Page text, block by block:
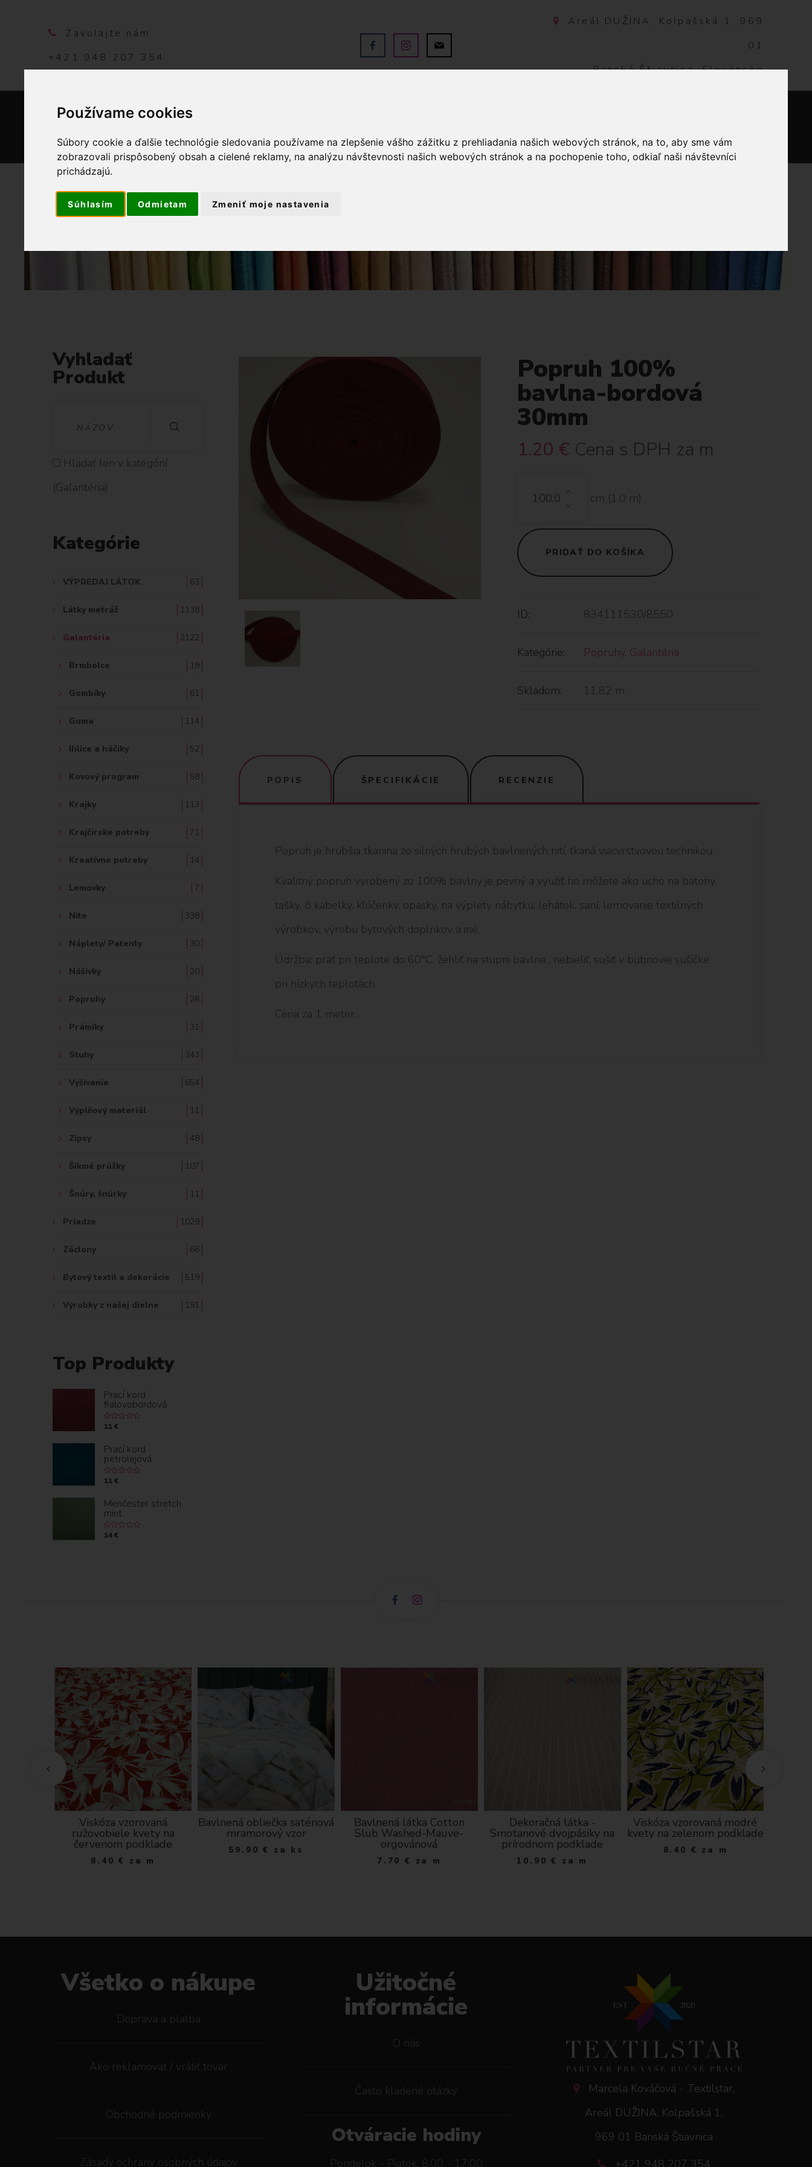
Používame cookies
Súbory cookie a ďalšie technológie sledovania používame na zlepšenie vášho zážitku z prehliadania našich webových stránok, na to, aby sme vám
zobrazovali prispôsobený obsah a cielené reklamy, na analýzu návštevnosti našich webových stránok a na pochopenie toho, odkiaľ naši návštevníci
prichádzajú.
Súhlasím Odmietam Zmeniť moje nastavenia
Zavolajte nám
+421 948 207 354
Areál DUŽINA, Kolpašská 1, 969
01
Banská Štiavnica, Slovensko
Popruh 100%
bavlna-bordová
30mm
1.20 € Cena s DPH za m
cm (1.0 m)
PRIDAŤ DO KOŠÍKA
ID: 834111530/8550
Kategórie: Popruhy, Galantéria
Skladom: 11.82 m
POPIS ŠPECIFIKÁCIE RECENZIE
Popruh je hrubšia tkanina zo silných hrubých bavlnených nití, tkaná viacvrstvovou technikou.
Kvalitný popruh vyrobený zo 100% bavlny je pevný a využiť ho môžete ako ucho na batohy,
tašky, či kabelky, kľúčenky, opasky, na výplety nábytku, lehátok, saní, lemovanie textilných
výrobkov, výrobu bytových doplnkov a iné.
Údržba: prať pri teplote do 60°C, žehliť na stupni bavlna , nebieliť, sušiť v bubnovej sušičke
pri nízkych teplotách.
Cena za 1 meter.
Vyhladať
Produkt
H
L
D
Ť
:
Hladať len v kategórií
(Galantéria)
Kategórie
VÝPREDAJ LÁTOK 63
Látky metráž 1138
Galantéria 2122
Brmbolce 19
Gombíky 61
Guma 114
Ihlice a háčiky 52
Kovový program 58
Krajky 113
Krajčírske potreby 71
Kreatívne potreby 14
Lemovky 7
Nite 338
Náplety/ Patenty 30
Nášivky 20
Popruhy 26
Prámiky 31
Stuhy 343
Vyšívanie 654
Výplňový materiál 11
Zipsy 48
Šikmé prúžky 107
Šnúry, šnúrky 11
Priadze 1029
Záclony 66
Bytový textil a dekorácie 519
Výrobky z našej dielne 191
Top Produkty
Prací kord
fialovobordová
11 €
Prací kord
petrolejová
11 €
Menčester stretch
mint
14 €
Viskóza vzorovaná
ružovobiele kvety na
červenom podklade
8.40 € za m
Bavlnená obliečka saténová
mramorový vzor
59.90 € za ks
Bavlnená látka Cotton
Slub Washed-Mauve-
orgovánová
7.70 € za m
Dekoračná látka -
Smotanové dvojpásiky na
prírodnom podklade
10.90 € za m
Viskóza vzorovaná modré
kvety na zelenom podklade
8.40 € za m
Marcela Kováčová - Textilstar,
Areál DUŽINA, Kolpašská 1,
969 01 Banská Štiavnica
+421 948 207 354
Všetko o nákupe
Doprava a platba
Ako reklamovat / vrátiť tovar
Obchodné podmienky
Zásady ochrany osobných údajov
Užitočné
informácie
O nás
Často kladené otázky
Otváracie hodiny
Pondelok - Piatok: 8:00 - 17:00